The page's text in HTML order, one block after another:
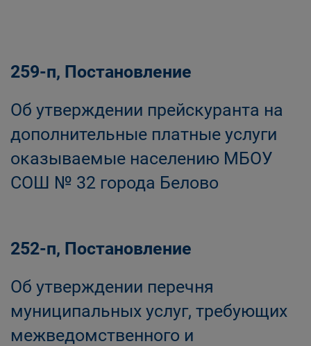
259-п, Постановление
Об утверждении прейскуранта на
дополнительные платные услуги
оказываемые населению МБОУ
СОШ № 32 города Белово
252-п, Постановление
Об утверждении перечня
муниципальных услуг, требующих
межведомственного и